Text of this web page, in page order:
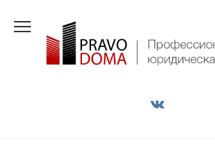
содержанию